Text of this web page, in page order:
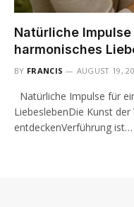
Natürliche
harmonisches
BY FRANCIS AUGUST 19,
Natürliche Impulse für
LiebeslebenDie Kunst der
entdeckenVerführung ist…